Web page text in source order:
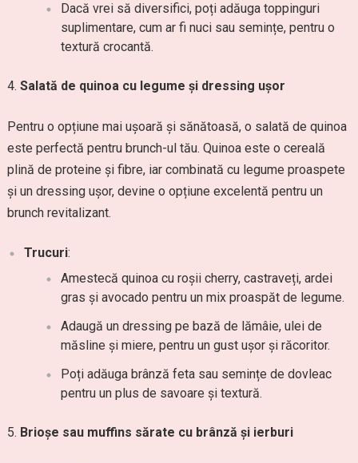
Dacă vrei să diversifici, poți adăuga toppinguri
suplimentare, cum ar fi nuci sau semințe, pentru o
textură crocantă.
Salată de quinoa cu legume și dressing ușor
Pentru o opțiune mai ușoară și sănătoasă, o salată de quinoa
este perfectă pentru brunch-ul tău. Quinoa este o cereală
plină de proteine și fibre, iar combinată cu legume proaspete
și un dressing ușor, devine o opțiune excelentă pentru un
brunch revitalizant.
Trucuri:
Amestecă quinoa cu roșii cherry, castraveți, ardei
gras și avocado pentru un mix proaspăt de legume.
Adaugă un dressing pe bază de lămâie, ulei de
măsline și miere, pentru un gust ușor și răcoritor.
Poți adăuga brânză feta sau semințe de dovleac
pentru un plus de savoare și textură.
Brioșe sau muffins sărate cu brânză și ierburi